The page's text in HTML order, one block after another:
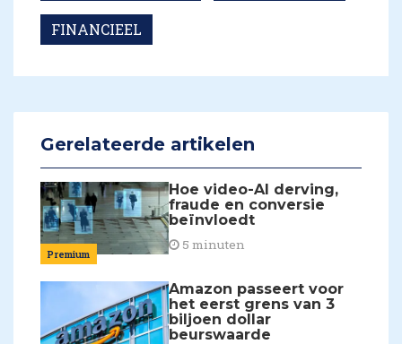
FINANCIEEL
Gerelateerde artikelen
Premium
Hoe video-AI derving,
fraude en conversie
beïnvloedt
5 minuten
Amazon passeert voor
het eerst grens van 3
biljoen dollar
beurswaarde